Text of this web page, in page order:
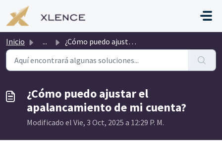
Saltar al contenido principal
Inicio ... ¿Cómo puedo ajustar el apalancamiento de mi cuenta?
¿Cómo puedo ajustar el
apalancamiento de mi cuenta?
Modificado el Vie, 3 Oct, 2025 a 12:29 P. M.